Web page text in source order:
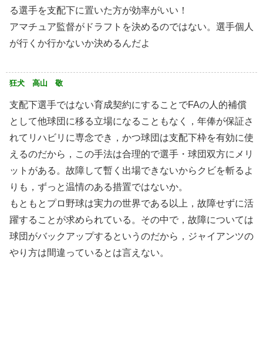
る選手を支配下に置いた方が効率がいい！
アマチュア監督がドラフトを決めるのではない。選手個人
が行くか行かないか決めるんだよ
狂犬 高山 敬
支配下選手ではない育成契約にすることでFAの人的補償
として他球団に移る立場になることもなく，年俸が保証さ
れてリハビリに専念でき，かつ球団は支配下枠を有効に使
えるのだから，この手法は合理的で選手・球団双方にメリ
ットがある。故障して暫く出場できないからクビを斬るよ
りも，ずっと温情のある措置ではないか。
もともとプロ野球は実力の世界である以上，故障せずに活
躍することが求められている。その中で，故障については
球団がバックアップするというのだから，ジャイアンツの
やり方は間違っているとは言えない。